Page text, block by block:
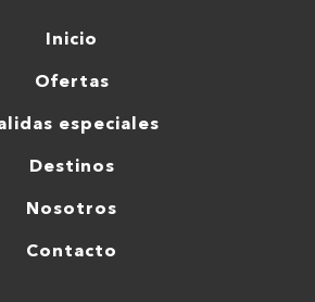
Inicio
Ofertas
especiales
Destinos
Nosotros
Contacto